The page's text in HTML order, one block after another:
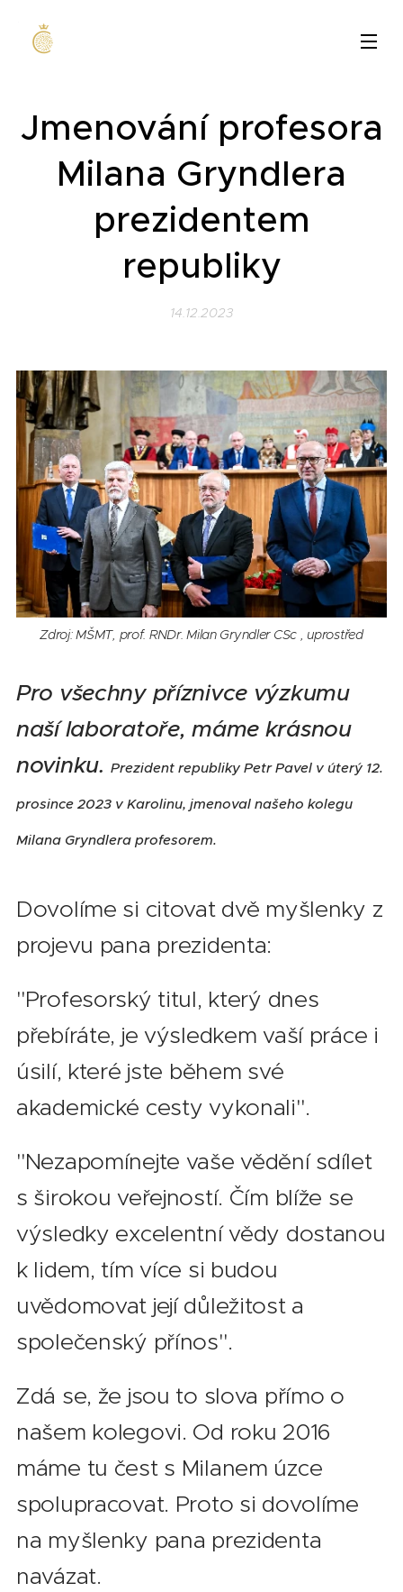
Jmenování profesora
Milana Gryndlera
prezidentem
republiky
14.12.2023
Zdroj: MŠMT, prof. RNDr. Milan Gryndler CSc , uprostřed
Pro všechny příznivce výzkumu
naší laboratoře, máme krásnou
novinku.Prezident republiky Petr Pavel v úterý 12.
prosince 2023 v Karolinu, jmenoval našeho kolegu
Milana Gryndlera profesorem.
Dovolíme si citovat dvě myšlenky z
projevu pana prezidenta:
"Profesorský titul, který dnes
přebíráte, je výsledkem vaší práce i
úsilí, které jste během své
akademické cesty vykonali".
"Nezapomínejte vaše vědění sdílet
s širokou veřejností. Čím blíže se
výsledky excelentní vědy dostanou
k lidem, tím více si budou
uvědomovat její důležitost a
společenský přínos".
Zdá se, že jsou to slova přímo o
našem kolegovi. Od roku 2016
máme tu čest s Milanem úzce
spolupracovat. Proto si dovolíme
na myšlenky pana prezidenta
navázat.